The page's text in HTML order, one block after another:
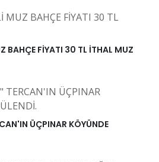
BAHÇE FİYATI 30 TL İTHAL MUZ
ÜÇPINAR KÖYÜNDE